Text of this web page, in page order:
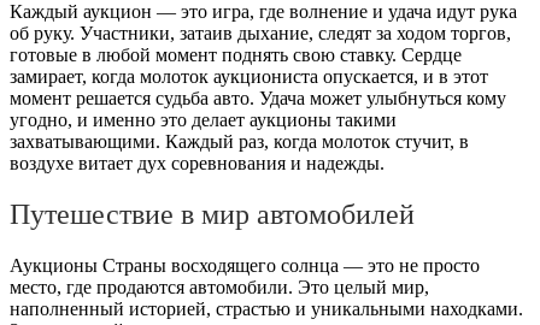
Каждый аукцион — это игра, где волнение и удача идут рука
об руку. Участники, затаив дыхание, следят за ходом торгов,
готовые в любой момент поднять свою ставку. Сердце
замирает, когда молоток аукциониста опускается, и в этот
момент решается судьба авто. Удача может улыбнуться кому
угодно, и именно это делает аукционы такими
захватывающими. Каждый раз, когда молоток стучит, в
воздухе витает дух соревнования и надежды.
Путешествие в мир автомобилей
Аукционы Страны восходящего солнца — это не просто
место, где продаются автомобили. Это целый мир,
наполненный историей, страстью и уникальными находками.